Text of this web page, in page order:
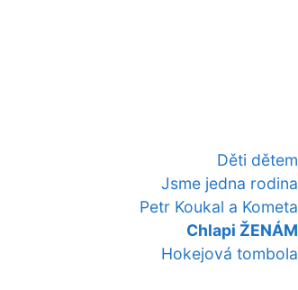
Děti dětem
Jsme jedna rodina
Petr Koukal a Kometa
Chlapi ŽENÁM
Hokejová tombola